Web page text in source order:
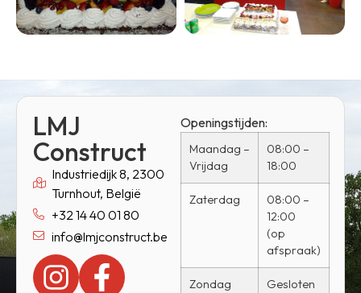
LMJ
Construct
Industriedijk 8, 2300
Turnhout, België
+32 14 40 01 80
info@lmjconstruct.be
Openingstijden:
Maandag –
Vrijdag
08:00 –
18:00
Zaterdag
08:00 –
12:00
(op
afspraak)
Zondag Gesloten